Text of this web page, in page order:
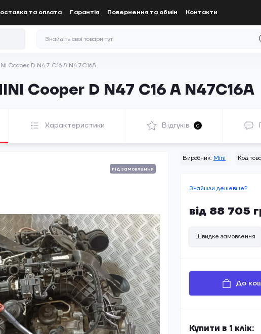
та оплата Гарантія Повернення та обмін Контакти
Cooper D N47 C16 A N47C16A
Cooper D N47 C16 A N47C16A
Характеристики Відгуків 0
під замовлення
Виробник: Mini Код
Знайшли дешевше?
від 88 705
Швидке замовлення
До
Купити в 1 клік: